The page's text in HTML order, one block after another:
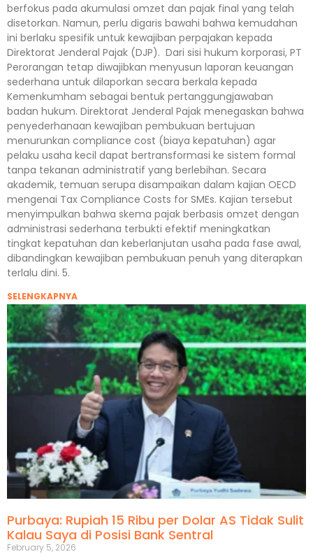
berfokus pada akumulasi omzet dan pajak final yang telah
disetorkan. Namun, perlu digaris bawahi bahwa kemudahan
ini berlaku spesifik untuk kewajiban perpajakan kepada
Direktorat Jenderal Pajak (DJP). Dari sisi hukum korporasi, PT
Perorangan tetap diwajibkan menyusun laporan keuangan
sederhana untuk dilaporkan secara berkala kepada
Kemenkumham sebagai bentuk pertanggungjawaban
badan hukum. Direktorat Jenderal Pajak menegaskan bahwa
penyederhanaan kewajiban pembukuan bertujuan
menurunkan compliance cost (biaya kepatuhan) agar
pelaku usaha kecil dapat bertransformasi ke sistem formal
tanpa tekanan administratif yang berlebihan. Secara
akademik, temuan serupa disampaikan dalam kajian OECD
mengenai Tax Compliance Costs for SMEs. Kajian tersebut
menyimpulkan bahwa skema pajak berbasis omzet dengan
administrasi sederhana terbukti efektif meningkatkan
tingkat kepatuhan dan keberlanjutan usaha pada fase awal,
dibandingkan kewajiban pembukuan penuh yang diterapkan
terlalu dini. 5.
SELENGKAPNYA
Purbaya: Rupiah 15 Ribu per Dolar AS Tidak Sulit
Kalau Saya di Posisi Bank Sentral
February 5, 2026